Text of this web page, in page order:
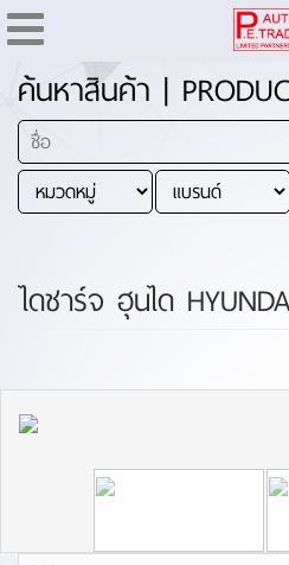
ค้นหาสินค้า |
ไดชาร์จ ฮุนได